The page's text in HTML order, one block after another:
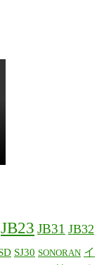
JB23 JB31 JB32
SJ30 SONORAN イ